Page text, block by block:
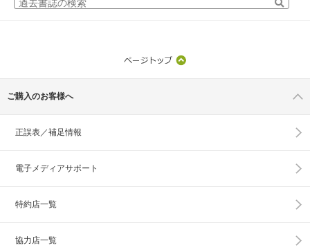
ご購入のお客様へ
正誤表／補足情報
電子メディアサポート
特約店一覧
協力店一覧